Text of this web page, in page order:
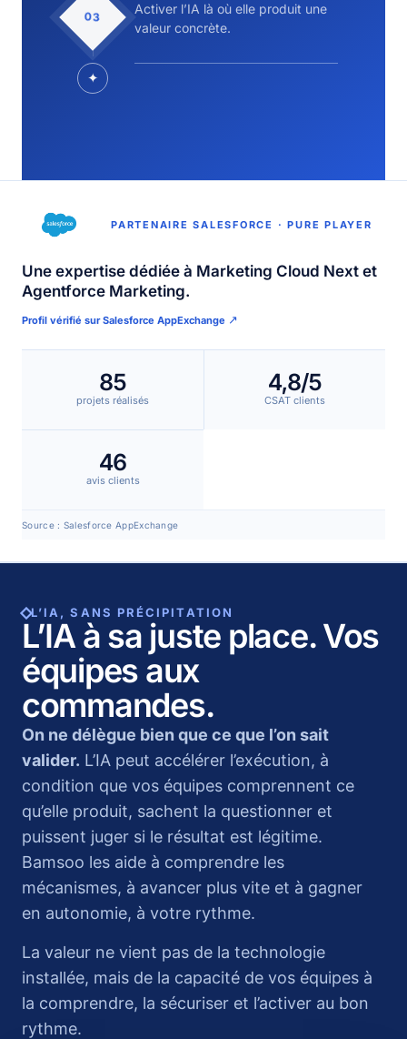
03
Activer l’IA là où elle produit une
valeur concrète.
✦
PARTENAIRE SALESFORCE · PURE PLAYER
Une expertise dédiée à Marketing Cloud Next et
Agentforce Marketing.
Profil vérifié sur Salesforce AppExchange ↗
85
projets réalisés
4,8/5
CSAT clients
46
avis clients
Source : Salesforce AppExchange
L’IA, SANS PRÉCIPITATION
L’IA à sa juste place. Vos
équipes aux
commandes.
On ne délègue bien que ce que l’on sait
valider. L’IA peut accélérer l’exécution, à
condition que vos équipes comprennent ce
qu’elle produit, sachent la questionner et
puissent juger si le résultat est légitime.
Bamsoo les aide à comprendre les
mécanismes, à avancer plus vite et à gagner
en autonomie, à votre rythme.
La valeur ne vient pas de la technologie
installée, mais de la capacité de vos équipes à
la comprendre, la sécuriser et l’activer au bon
rythme.